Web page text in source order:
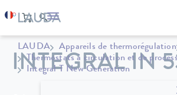
LAUDA Appareils de thermorégulation
Thermostats à circulation et de
Integral T New Generation
INTEGRAL IN